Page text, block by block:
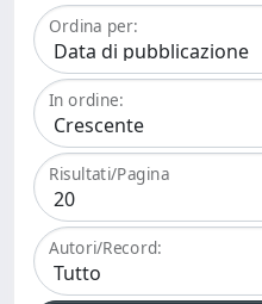
Ordina per:
In ordine:
Risultati/Pagina
Autori/Record: